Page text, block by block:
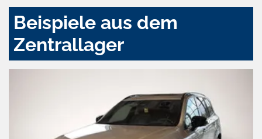
Beispiele aus dem
Zentrallager